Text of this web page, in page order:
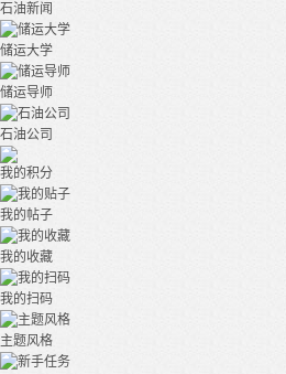
石油新闻
储运大学
储运导师
石油公司
我的积分
我的帖子
我的收藏
我的扫码
主题风格